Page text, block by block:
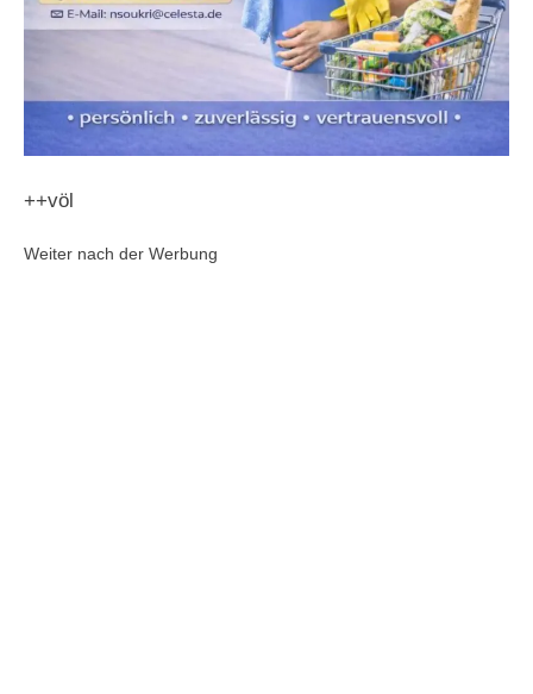
++völ
Weiter nach der Werbung